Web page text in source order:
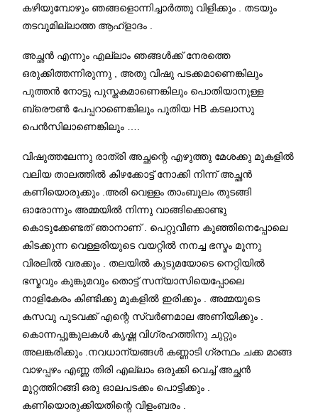
കഴിയുമ്പോഴും ഞങ്ങളൊന്നിച്ചാർത്തു വിളിക്കും . തടയും
തടവുമില്ലാത്ത ആഹ്ളാദം .
അച്ഛൻ എന്നും എല്ലാം ഞങ്ങൾക്ക് നേരത്തെ
ഒരുക്കിത്തന്നിരുന്നു , അതു വിഷു പടക്കമാണെങ്കിലും
പുത്തൻ നോട്ടു പുസ്തകമാണെങ്കിലും പൊതിയാനുള്ള
ബ്രൌൺ പേപ്പറാണെങ്കിലും പുതിയ HB കടലാസു
പെൻസിലാണെങ്കിലും ….
വിഷുത്തലേന്നു രാത്രി അച്ഛന്റെ എഴുത്തു മേശക്കു മുകളിൽ
വലിയ താലത്തിൽ കിഴക്കോട്ട് നോക്കി നിന്ന് അച്ഛൻ
കണിയൊരുക്കും .അരി വെള്ളം താംബൂലം തുടങ്ങി
ഓരോന്നും അമ്മയിൽ നിന്നു വാങ്ങിക്കൊണ്ടു
കൊടുക്കേണ്ടത് ഞാനാണ് . പെറ്റുവീണ കുഞ്ഞിനെപ്പോലെ
കിടക്കുന്ന വെള്ളരിയുടെ വയറ്റിൽ നനച്ച ഭസ്മം മൂന്നു
വിരലിൽ വരക്കും . തലയിൽ കുടുമയോടെ നെറ്റിയിൽ
ഭസ്മവും കുങ്കുമവും തൊട്ട് സന്യാസിയെപ്പോലെ
നാളികേരം കിണ്ടിക്കു മുകളിൽ ഇരിക്കും . അമ്മയുടെ
കസവു പുടവക്ക് എന്റെ സ്വർണമാല അണിയിക്കും .
കൊന്നപ്പൂങ്കുലകൾ കൃഷ്ണ വിഗ്രഹത്തിനു ചുറ്റും
അലങ്കരിക്കും .നവധാന്യങ്ങൾ കണ്ണാടി ഗ്രന്ഥം ചക്ക മാങ്ങ
വാഴപ്പഴം എണ്ണ തിരി എല്ലാം ഒരുക്കി വെച്ച് അച്ഛൻ
മുറ്റത്തിറങ്ങി ഒരു ഓലപടക്കം പൊട്ടിക്കും .
കണിയൊരുക്കിയതിന്റെ വിളംബരം .